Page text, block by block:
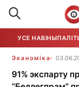
УСЕ НАВІНЫ
Эканоміка
91% экспарту